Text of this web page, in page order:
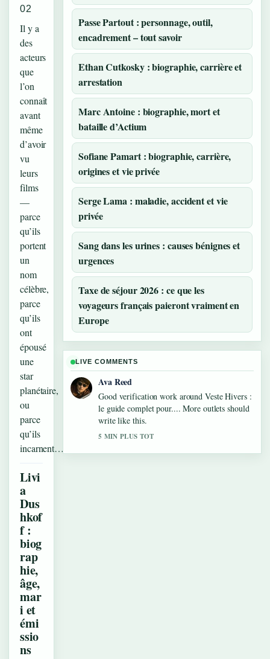
02
Il y a
des
acteurs
que
l’on
connaît
avant
même
d’avoir
vu
leurs
films
—
parce
qu’ils
portent
un
nom
célèbre,
parce
qu’ils
ont
épousé
une
star
planétaire,
ou
parce
qu’ils
incarnent…
Livi
a
Dus
hkof
f :
biog
rap
hie,
âge,
mar
i et
émi
ssio
ns
Passe Partout : personnage, outil,
encadrement – tout savoir
Ethan Cutkosky : biographie, carrière et
arrestation
Marc Antoine : biographie, mort et
bataille d’Actium
Sofiane Pamart : biographie, carrière,
origines et vie privée
Serge Lama : maladie, accident et vie
privée
Sang dans les urines : causes bénignes et
urgences
Taxe de séjour 2026 : ce que les
voyageurs français paieront vraiment en
Europe
LIVE COMMENTS
Ava Reed
Good verification work around Veste Hivers :
le guide complet pour.... More outlets should
write like this.
5 MIN PLUS TOT